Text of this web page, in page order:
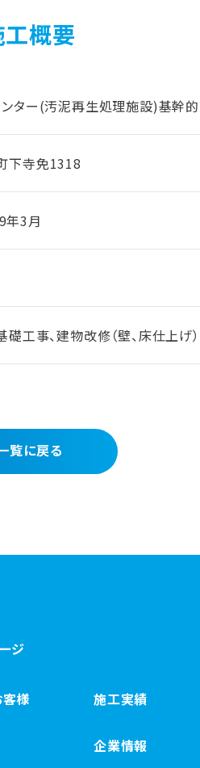
概要
ンター(汚泥再生処理施設)基幹
下寺免1318
年3月
礎工事、建物改修（壁、床仕上げ
覧に戻る
ジ
様 施工実績
企業情報